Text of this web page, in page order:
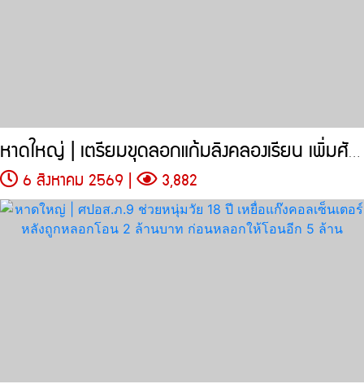
หาดใหญ่ | เตรียมขุดลอกแก้มลิงคลองเรียน เพิ่มศักยภาพกักเก็บน้ำ
6 สิงหาคม 2569 | 3,882